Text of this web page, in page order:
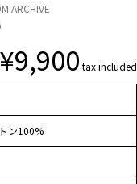
ARCHIVE
¥9,900 tax included
ン100%